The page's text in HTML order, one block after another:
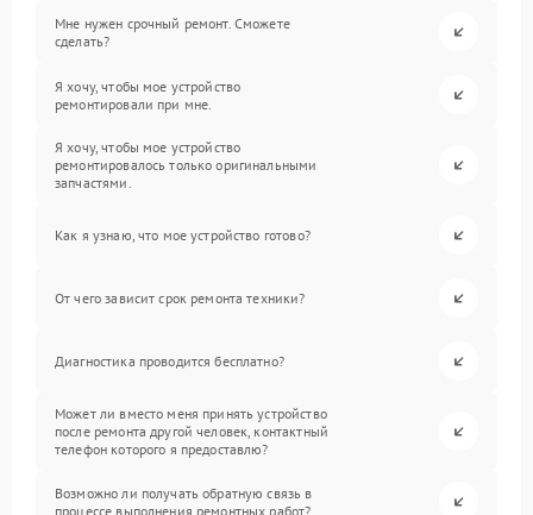
Мне нужен срочный ремонт. Сможете
сделать?
Я хочу, чтобы мое устройство
ремонтировали при мне.
Я хочу, чтобы мое устройство
ремонтировалось только оригинальными
запчастями.
Как я узнаю, что мое устройство готово?
От чего зависит срок ремонта техники?
Диагностика проводится бесплатно?
Может ли вместо меня принять устройство
после ремонта другой человек, контактный
телефон которого я предоставлю?
Возможно ли получать обратную связь в
процессе выполнения ремонтных работ?